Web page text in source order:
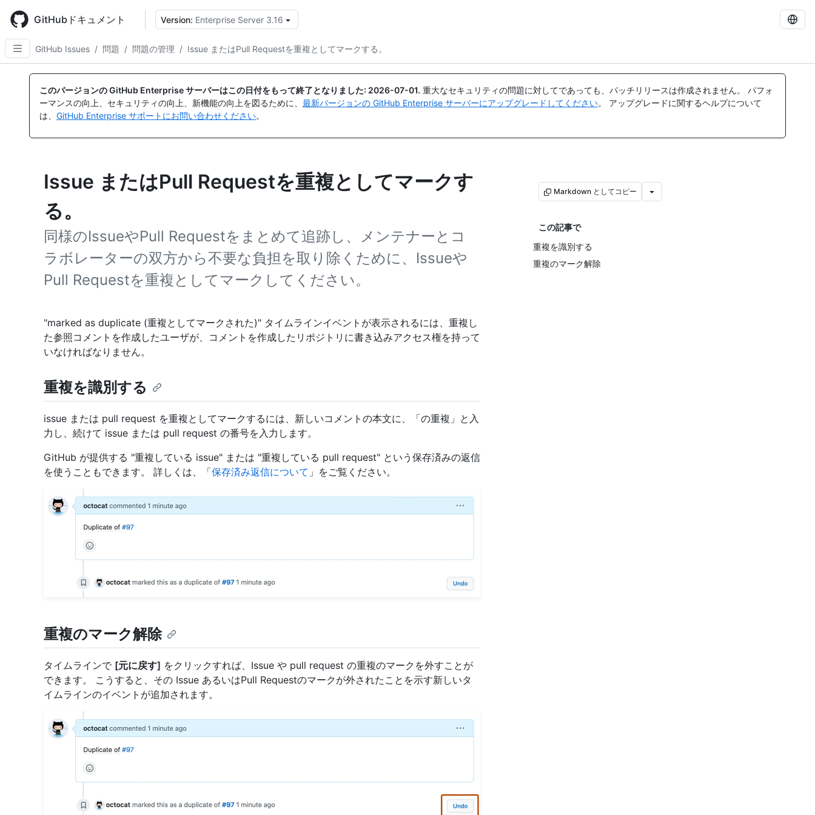
main
content
GitHubドキュメント Version: Enterprise Server 3.16
GitHub Issues / 問題 / 問題の管理 / Issue またはPull Requestを重複としてマークする。
このバージョンの GitHub Enterprise サーバーはこの日付をもって終了となりました: 2026-07-01. 重大なセキュリティの問題に対してであっても、パッチリリースは作成されません。 パフォ
ーマンスの向上、セキュリティの向上、新機能の向上を図るために、 最新バージョンの GitHub Enterprise サーバーにアップグレードしてください。 アップグレードに関するヘルプについて
は、 GitHub Enterprise サポートにお問い合わせください。
Issue またはPull Requestを重複としてマークす
る。
同様のIssueやPull Requestをまとめて追跡し、メンテナーとコ
ラボレーターの双方から不要な負担を取り除くために、Issueや
Pull Requestを重複としてマークしてください。
Markdown としてコピー
この記事で
重複を識別する
重複のマーク解除
"marked as duplicate (重複としてマークされた)" タイムラインイベントが表示されるには、重複し
た参照コメントを作成したユーザが、コメントを作成したリポジトリに書き込みアクセス権を持って
いなければなりません。
重複を識別する
issue または pull request を重複としてマークするには、新しいコメントの本文に、「の重複」と入
力し、続けて issue または pull request の番号を入力します。
GitHub が提供する "重複している issue" または "重複している pull request" という保存済みの返信
を使うこともできます。 詳しくは、「保存済み返信について 」をご覧ください。
重複のマーク解除
タイムラインで [元に戻す] をクリックすれば、Issue や pull request の重複のマークを外すことが
できます。 こうすると、その Issue あるいはPull Requestのマークが外されたことを示す新しいタ
イムラインのイベントが追加されます。